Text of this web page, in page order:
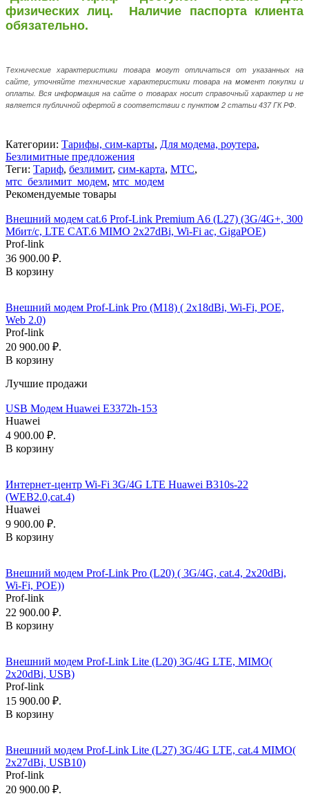
физических лиц.
Наличие паспорта клиента
обязательно.
Технические характеристики товара могут отличаться от указанных на
сайте, уточняйте технические характеристики товара на момент покупки и
оплаты. Вся информация на сайте о товарах носит справочный характер и не
является публичной офертой в соответствии с пунктом 2 статьи 437 ГК РФ.
Категории: Тарифы, сим-карты, Для модема, роутера,
Безлимитные предложения
Теги: Тариф, безлимит, сим-карта, МТС,
мтс_безлимит_модем, мтс_модем
Рекомендуемые товары
Внешний модем cat.6 Prof-Link Premium A6 (L27) (3G/4G+, 300
Мбит/с, LTE CAT.6 MIMO 2x27dBi, Wi-Fi ac, GigaPOE)
Prof-link
36 900.00 ₽.
В корзину
Внешний модем Prof-Link Pro (M18) ( 2x18dBi, Wi-Fi, POE,
Web 2.0)
Prof-link
20 900.00 ₽.
В корзину
Лучшие продажи
USB Модем Huawei E3372h-153
Huawei
4 900.00 ₽.
В корзину
Интернет-центр Wi-Fi 3G/4G LTE Huawei B310s-22
(WEB2.0,cat.4)
Huawei
9 900.00 ₽.
В корзину
Внешний модем Prof-Link Pro (L20) ( 3G/4G, cat.4, 2x20dBi,
Wi-Fi, POE))
Prof-link
22 900.00 ₽.
В корзину
Внешний модем Prof-Link Lite (L20) 3G/4G LTE, MIMO(
2x20dBi, USB)
Prof-link
15 900.00 ₽.
В корзину
Внешний модем Prof-Link Lite (L27) 3G/4G LTE, cat.4 MIMO(
2x27dBi, USB10)
Prof-link
20 900.00 ₽.